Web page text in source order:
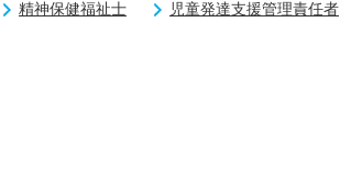
精神保健福祉士
児童発達支援管理責任者